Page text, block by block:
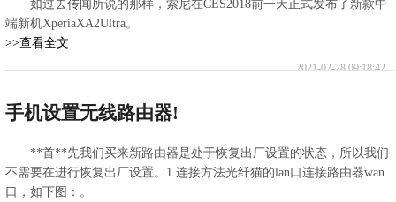
如过去传闻所说的那样，索尼在CES2018前一天正式发布了新款中
端新机XperiaXA2Ultra。
>>查看全文
2021-02-28 09:18:42
手机设置无线路由器!
**首**先我们买来新路由器是处于恢复出厂设置的状态，所以我们
不需要在进行恢复出厂设置。1.连接方法光纤猫的lan口连接路由器wan
口，如下图：。